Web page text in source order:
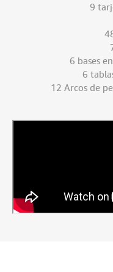
9
6 bases
6
12 Arcos de